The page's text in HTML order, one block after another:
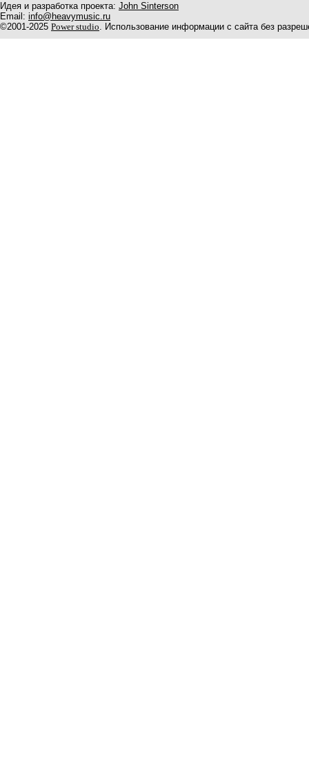
Идея и разработка проекта: John Sinterson
Email: info@heavymusic.ru
©2001-2025 Power studio. Использование информации с сайта без